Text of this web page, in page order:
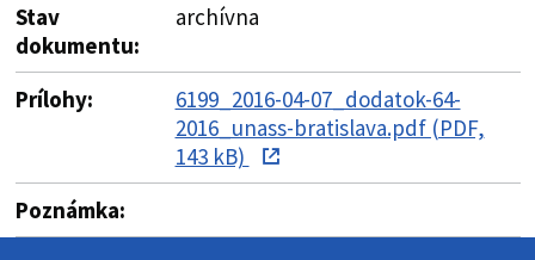
Stav
dokumentu:
archívna
Prílohy:
6199_2016-04-07_dodatok-64-
2016_unass-bratislava.pdf (PDF,
143 kB)
Poznámka: